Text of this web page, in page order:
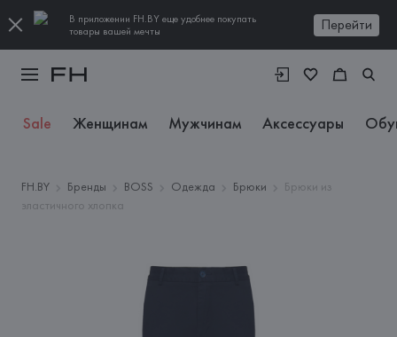
В приложении FH.BY еще удобнее покупать
товары вашей мечты
Перейти
Sale Женщинам Мужчинам Аксессуары
FH.BY Бренды BOSS Одежда Брюки
Брюки из
эластичного хлопка